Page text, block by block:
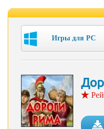
Игры для PC